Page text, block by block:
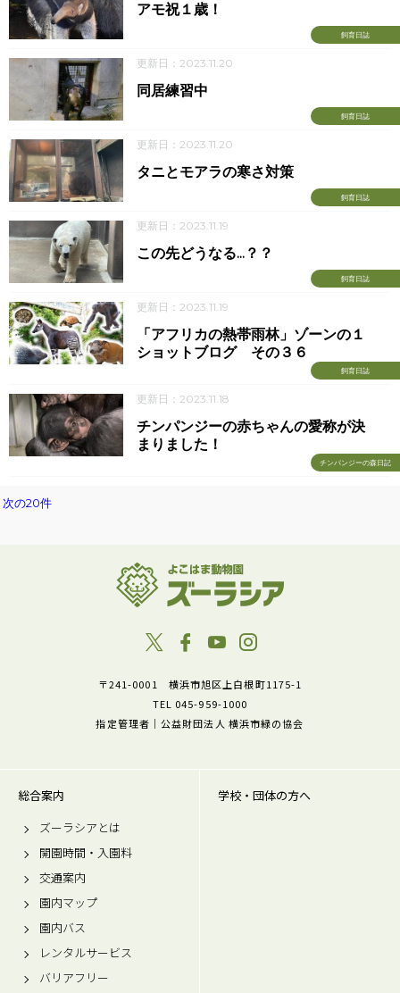
飼育日誌
アモ祝１歳！
更新日：2023.11.20
飼育日誌
同居練習中
更新日：2023.11.20
飼育日誌
タニとモアラの寒さ対策
更新日：2023.11.19
飼育日誌
この先どうなる...？？
更新日：2023.11.19
飼育日誌
「アフリカの熱帯雨林」ゾーンの１
ショットブログ その３６
更新日：2023.11.18
チンパンジーの森日記
チンパンジーの赤ちゃんの愛称が決
まりました！
次の20件
〒241-0001 横浜市旭区上白根町1175-1
TEL 045-959-1000
指定管理者｜公益財団法人 横浜市緑の協会
総合案内
ズーラシアとは
開園時間・入園料
交通案内
園内マップ
園内バス
レンタルサービス
バリアフリー
学校・団体の方へ